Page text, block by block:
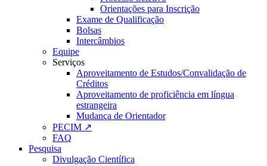
Orientações para Inscrição
Exame de Qualificação
Bolsas
Intercâmbios
Equipe
Serviços
Aproveitamento de Estudos/Convalidação de
Créditos
Aproveitamento de proficiência em língua
estrangeira
Mudança de Orientador
PECIM ↗
FAQ
Pesquisa
Divulgação Científica